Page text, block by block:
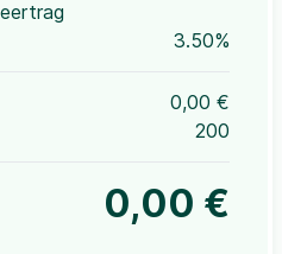
3.50%
0,00 €
200
0,00 €